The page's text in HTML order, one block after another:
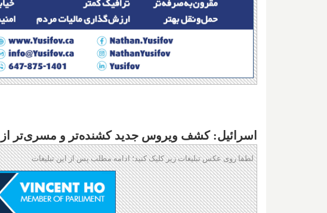
اسرائیل: کشف ویروس جدید کشنده‌تر و مسری‌تر از
لطفا روی عکس تبلیغات زیر کلیک کنید؛ ادامه مطلب پس از این تبلیغات